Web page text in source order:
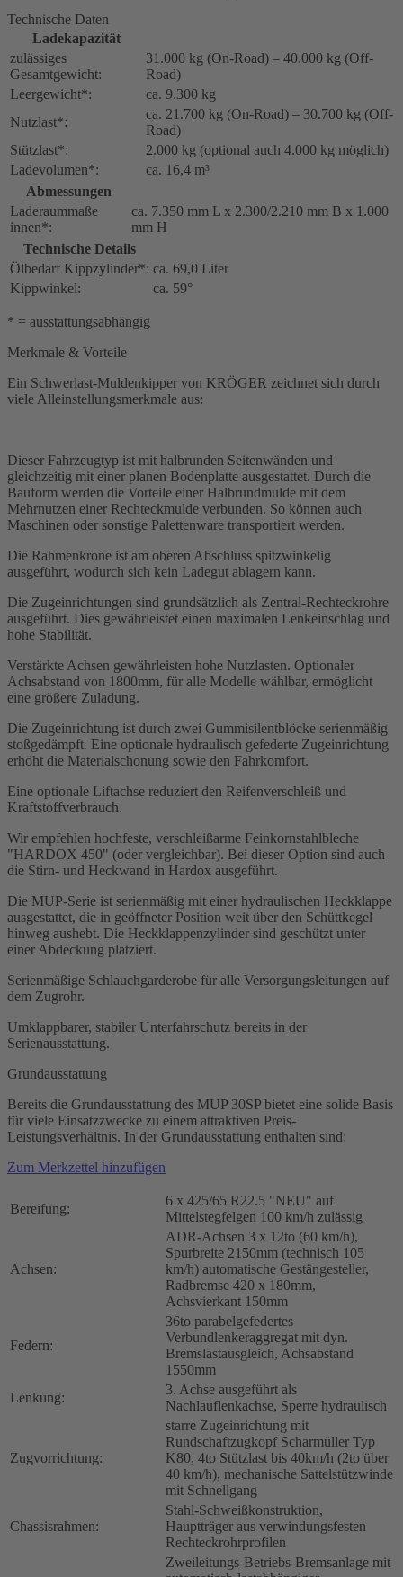
Technische Daten
Ladekapazität
zulässiges
Gesamtgewicht:
31.000 kg (On-Road) – 40.000 kg (Off-
Road)
Leergewicht*:
ca. 9.300 kg
Nutzlast*:
ca. 21.700 kg (On-Road) – 30.700 kg (Off-
Road)
Stützlast*:
2.000 kg (optional auch 4.000 kg möglich)
Ladevolumen*:
ca. 16,4 m³
Abmessungen
Laderaummaße
innen*:
ca. 7.350 mm L x 2.300/2.210 mm B x 1.000
mm H
Technische Details
Ölbedarf Kippzylinder*: ca. 69,0 Liter
Kippwinkel:
ca. 59°
* = ausstattungsabhängig
Merkmale & Vorteile
Ein Schwerlast-Muldenkipper von KRÖGER zeichnet sich durch
viele Alleinstellungsmerkmale aus:
Dieser Fahrzeugtyp ist mit halbrunden Seitenwänden und
gleichzeitig mit einer planen Bodenplatte ausgestattet. Durch die
Bauform werden die Vorteile einer Halbrundmulde mit dem
Mehrnutzen einer Rechteckmulde verbunden. So können auch
Maschinen oder sonstige Palettenware transportiert werden.
Die Rahmenkrone ist am oberen Abschluss spitzwinkelig
ausgeführt, wodurch sich kein Ladegut ablagern kann.
Die Zugeinrichtungen sind grundsätzlich als Zentral-Rechteckrohre
ausgeführt. Dies gewährleistet einen maximalen Lenkeinschlag und
hohe Stabilität.
Verstärkte Achsen gewährleisten hohe Nutzlasten. Optionaler
Achsabstand von 1800mm, für alle Modelle wählbar, ermöglicht
eine größere Zuladung.
Die Zugeinrichtung ist durch zwei Gummisilentblöcke serienmäßig
stoßgedämpft. Eine optionale hydraulisch gefederte Zugeinrichtung
erhöht die Materialschonung sowie den Fahrkomfort.
Eine optionale Liftachse reduziert den Reifenverschleiß und
Kraftstoffverbrauch.
Wir empfehlen hochfeste, verschleißarme Feinkornstahlbleche
"HARDOX 450" (oder vergleichbar). Bei dieser Option sind auch
die Stirn- und Heckwand in Hardox ausgeführt.
Die MUP-Serie ist serienmäßig mit einer hydraulischen Heckklappe
ausgestattet, die in geöffneter Position weit über den Schüttkegel
hinweg aushebt. Die Heckklappenzylinder sind geschützt unter
einer Abdeckung platziert.
Serienmäßige Schlauchgarderobe für alle Versorgungsleitungen auf
dem Zugrohr.
Umklappbarer, stabiler Unterfahrschutz bereits in der
Serienausstattung.
Grundausstattung
Bereits die Grundausstattung des MUP 30SP bietet eine solide Basis
für viele Einsatzzwecke zu einem attraktiven Preis-
Leistungsverhältnis. In der Grundausstattung enthalten sind:
Zum Merkzettel hinzufügen
Bereifung:
6 x 425/65 R22.5 "NEU" auf
Mittelstegfelgen 100 km/h zulässig
Achsen:
ADR-Achsen 3 x 12to (60 km/h),
Spurbreite 2150mm (technisch 105
km/h) automatische Gestängesteller,
Radbremse 420 x 180mm,
Achsvierkant 150mm
Federn:
36to parabelgefedertes
Verbundlenkeraggregat mit dyn.
Bremslastausgleich, Achsabstand
1550mm
Lenkung:
3. Achse ausgeführt als
Nachlauflenkachse, Sperre hydraulisch
Zugvorrichtung:
starre Zugeinrichtung mit
Rundschaftzugkopf Scharmüller Typ
K80, 4to Stützlast bis 40km/h (2to über
40 km/h), mechanische Sattelstützwinde
mit Schnellgang
Chassisrahmen:
Stahl-Schweißkonstruktion,
Hauptträger aus verwindungsfesten
Rechteckrohrprofilen
Zweileitungs-Betriebs-Bremsanlage mit